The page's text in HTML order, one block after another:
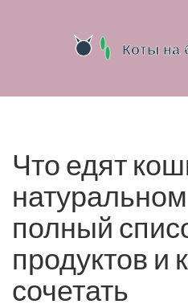
Что едят
полный
продуктов и
сочетать